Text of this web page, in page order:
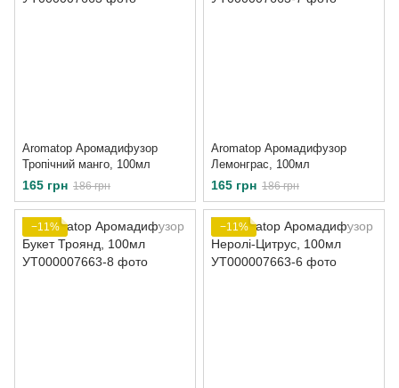
Aromatop Аромадифузор
Тропічний манго, 100мл
165 грн 186 грн
Aromatop Аромадифузор
Лемонграс, 100мл
165 грн 186 грн
−11% −11%